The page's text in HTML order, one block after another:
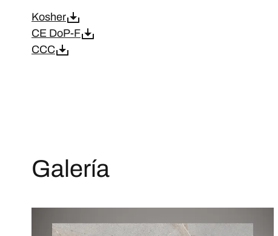
Kosher
CE DoP-F
CCC
Galería